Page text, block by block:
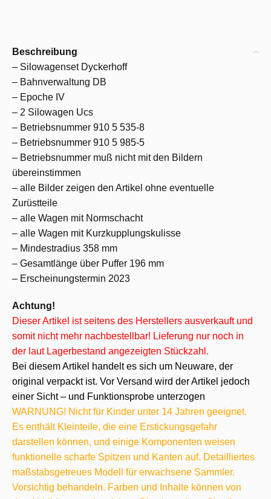
Beschreibung
– Silowagenset Dyckerhoff
– Bahnverwaltung DB
– Epoche IV
– 2 Silowagen Ucs
– Betriebsnummer 910 5 535-8
– Betriebsnummer 910 5 985-5
– Betriebsnummer muß nicht mit den Bildern
übereinstimmen
– alle Bilder zeigen den Artikel ohne eventuelle
Zurüstteile
– alle Wagen mit Normschacht
– alle Wagen mit Kurzkupplungskulisse
– Mindestradius 358 mm
– Gesamtlänge über Puffer 196 mm
– Erscheinungstermin 2023
Achtung!
Dieser Artikel ist seitens des Herstellers ausverkauft und
somit nicht mehr nachbestellbar! Lieferung nur noch in
der laut Lagerbestand angezeigten Stückzahl.
Bei diesem Artikel handelt es sich um Neuware, der
original verpackt ist. Vor Versand wird der Artikel jedoch
einer Sicht – und Funktionsprobe unterzogen
WARNUNG! Nicht für Kinder unter 14 Jahren geeignet.
Es enthält Kleinteile, die eine Erstickungsgefahr
darstellen können, und einige Komponenten weisen
funktionelle scharfe Spitzen und Kanten auf. Detailliertes
maßstabsgetreues Modell für erwachsene Sammler.
Vorsichtig behandeln. Farben und Inhalte können von